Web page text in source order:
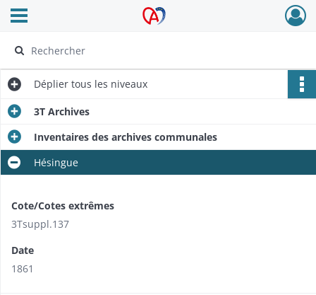
Archives Alsace - Colmar
Ouvrir le menu déroulant
Déplier tous les niveaux
3T Archives
Inventaires des archives communales
Hésingue
Cote/Cotes extrêmes
3Tsuppl.137
Date
1861